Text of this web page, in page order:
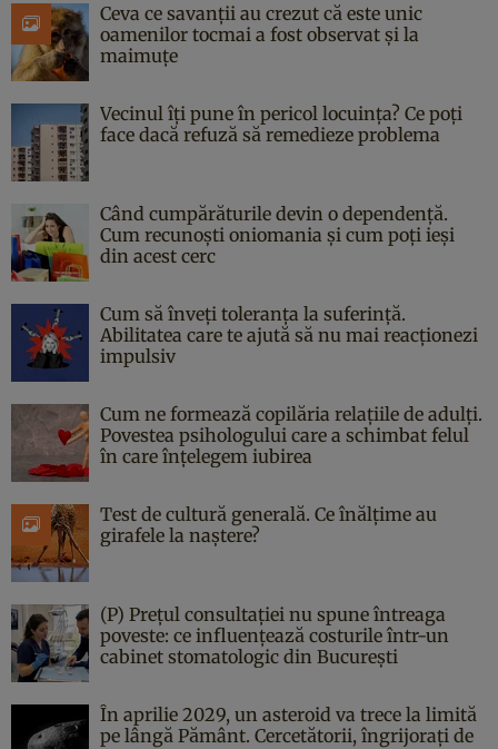
Ceva ce savanții au crezut că este unic
oamenilor tocmai a fost observat și la
maimuțe
Vecinul îți pune în pericol locuința? Ce poți
face dacă refuză să remedieze problema
Când cumpărăturile devin o dependență.
Cum recunoști oniomania și cum poți ieși
din acest cerc
Cum să înveți toleranța la suferință.
Abilitatea care te ajută să nu mai reacționezi
impulsiv
Cum ne formează copilăria relațiile de adulți.
Povestea psihologului care a schimbat felul
în care înțelegem iubirea
Test de cultură generală. Ce înălțime au
girafele la naștere?
(P) Prețul consultației nu spune întreaga
poveste: ce influențează costurile într-un
cabinet stomatologic din București
În aprilie 2029, un asteroid va trece la limită
pe lângă Pământ. Cercetătorii, îngrijorați de